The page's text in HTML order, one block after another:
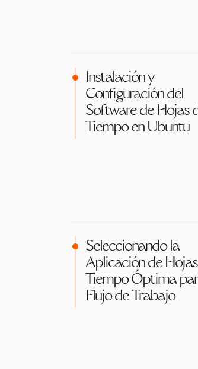
Instalación y
Configuración del
Software de Hojas
Tiempo en Ubuntu
Seleccionando la
Aplicación de
Tiempo Óptima
Flujo de Trabajo